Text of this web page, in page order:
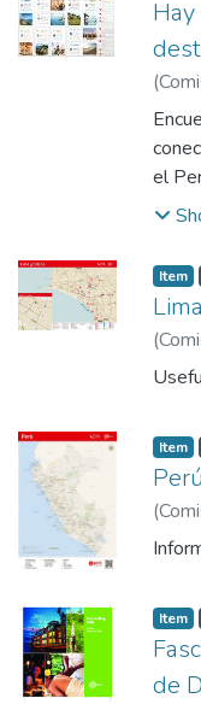
es
(
de
y el
el
Item
(
de
Item
Perú
(
de
Item
de